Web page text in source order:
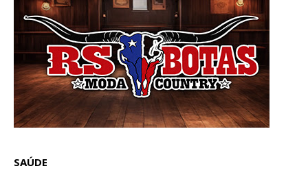
SAÚDE